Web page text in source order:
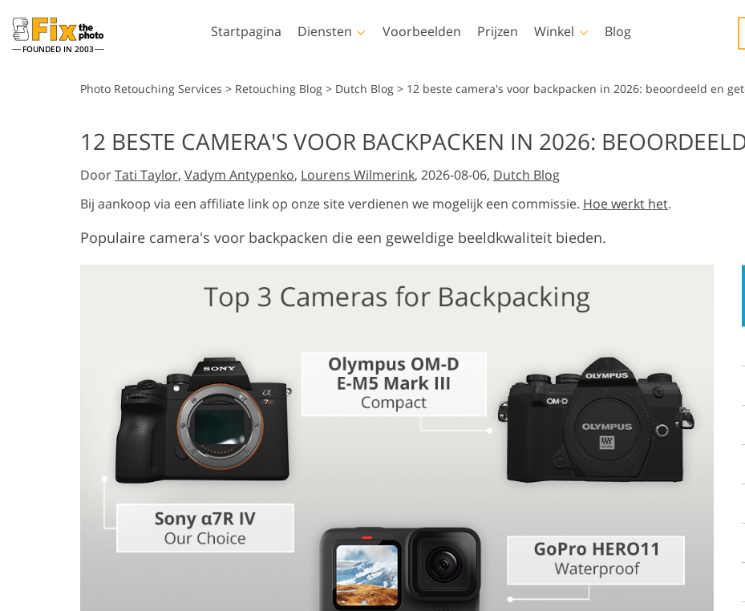
FOUNDED IN 2003
Startpagina Diensten
Fotobewerking van
Productfoto's bewerken Sieraden Fotobewerking AI-trainingsgegevens Videobewerkingsservices
Voorbeelden Prijzen Winkel
Lightroom
Lightroom-
voorinstellingen
LR-vooraf ingestelde
collecties
Voorinstellingen voor
Mobiele voorinstellingen
Photoshop
Photoshop-acties
Photoshop-penselen
Photoshop-overlays
Photoshop-texturen
Ps-acties
Templates
Alle sjablonen
Marketingsjablonen
Valentijnskaarten
Huwelijksuitnodigingen
kinderfeestje
Video
LUT's voor
videobewerking
Blog
Photo Retouching Services > Retouching Blog > Dutch Blog > 12 beste camera's voor backpacken in 2026: beoordeeld en
12 BESTE CAMERA'S VOOR BACKPACKEN IN 2026:
DoorTati Taylor, Vadym Antypenko, Lourens Wilmerink, 2026-08-06, Dutch Blog
Bij aankoop via een affiliate link op onze site verdienen we mogelijk een commissie. Hoe werkt het.
Populaire camera's voor backpacken die een geweldige beeldkwaliteit bieden.